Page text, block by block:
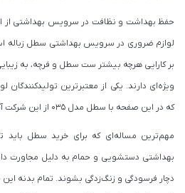
حفظ بهداشت و نظافت در سرویس بهداشتی از
لوازم ضروری در سرویس بهداشتی سطل زباله
بر کارایی هرچه بیشتر ست سطل و فرچه، به
ویژه‌ای دارند. یکی از معتبرترین
که در این صفحه با سطل مدل 035 از این شرکت آشنا می‌شویم.
مهم‌ترین مساله‌ای که برای خرید سطل باید
بهداشتی دستشویی و حمام به دلیل مجاورت
دچار فرسودگی و زنگ‌زدگی بشوند. تمام بدنه